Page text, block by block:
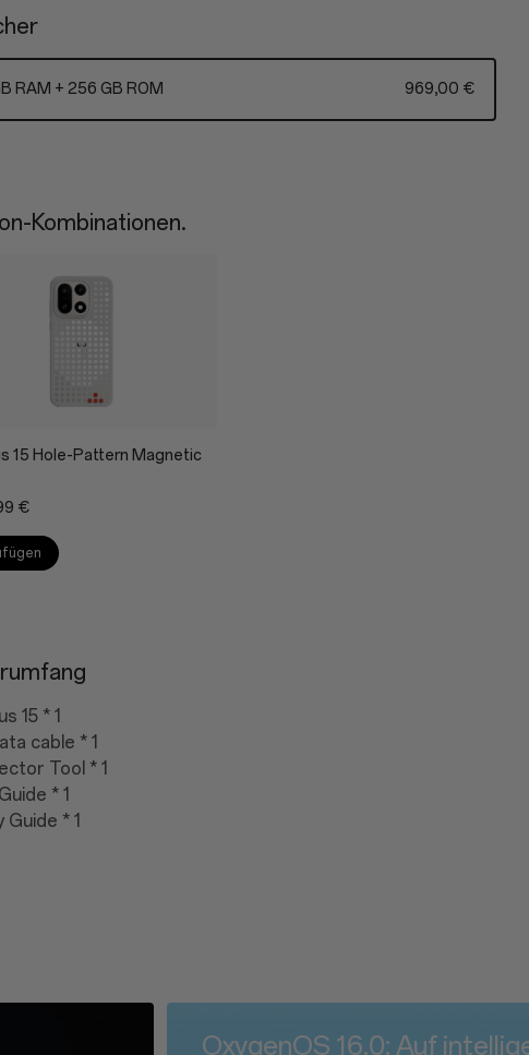
RAM + 256 GB ROM 969,00 €
Kombinationen.
15 Hole-Pattern Magnetic
€
15 * 1
cable * 1
Tool * 1
* 1
* 1
Superflache 1,15-mm-